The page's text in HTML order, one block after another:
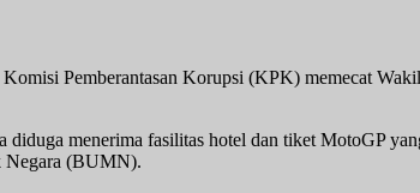
Pemberantasan Korupsi (KPK) memecat
menerima fasilitas hotel dan tiket MotoGP
Negara (BUMN).